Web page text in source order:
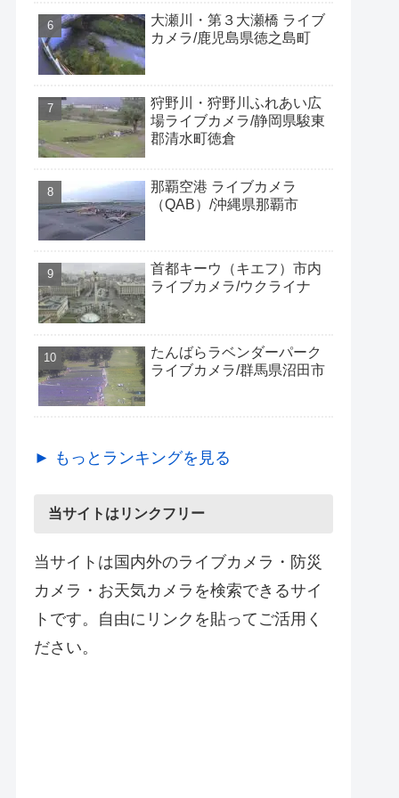
大瀬川・第３大瀬橋 ライブ
カメラ/鹿児島県徳之島町
狩野川・狩野川ふれあい広
場ライブカメラ/静岡県駿東
郡清水町徳倉
那覇空港 ライブカメラ
（QAB）/沖縄県那覇市
首都キーウ（キエフ）市内
ライブカメラ/ウクライナ
たんばらラベンダーパーク
ライブカメラ/群馬県沼田市
► もっとランキングを見る
当サイトはリンクフリー
当サイトは国内外のライブカメラ・防災
カメラ・お天気カメラを検索できるサイ
トです。自由にリンクを貼ってご活用く
ださい。